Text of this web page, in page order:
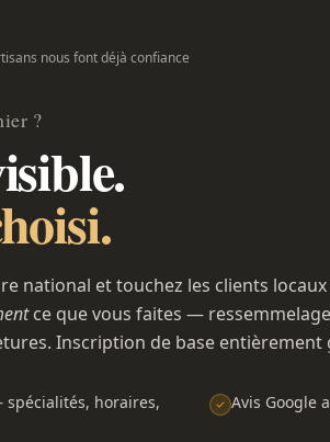
nous font déjà confiance
?
national et touchez les clients
ce que vous faites —
Inscription de base entièrement
horaires,
Avis Google